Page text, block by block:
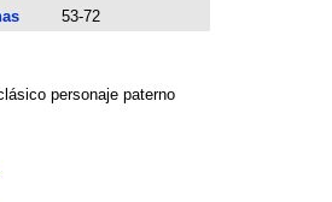
53-72
personaje paterno